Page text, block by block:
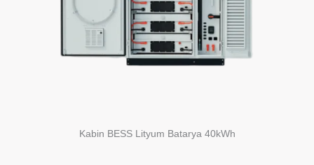
Kabin BESS Lityum Batarya 40kWh